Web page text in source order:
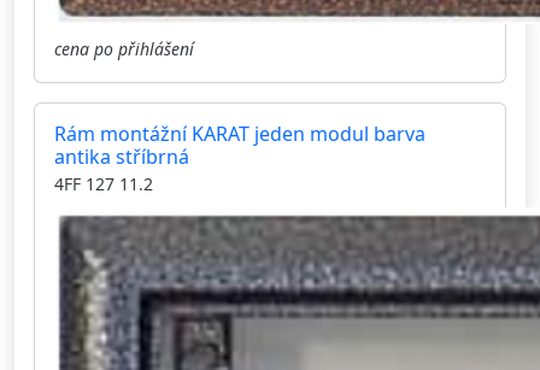
cena po přihlášení
Rám montážní KARAT jeden modul barva
antika stříbrná
4FF 127 11.2